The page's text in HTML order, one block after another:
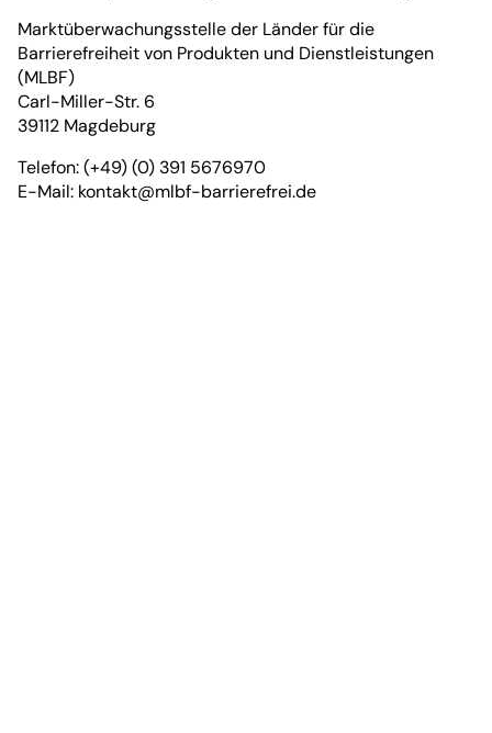
Marktüberwachungsstelle der Länder für die
Barrierefreiheit von Produkten und Dienstleistungen
(MLBF)
Carl-Miller-Str. 6
39112 Magdeburg
Telefon: (+49) (0) 391 5676970
E-Mail: kontakt@mlbf-barrierefrei.de